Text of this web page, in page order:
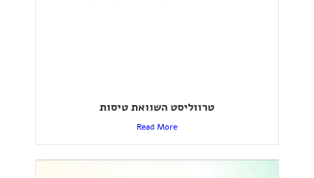
טרווליסט השוואת טיסות
Read More